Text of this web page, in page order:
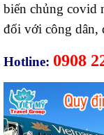
biến chủng covid
đối với công dân,
Hotline: 0908